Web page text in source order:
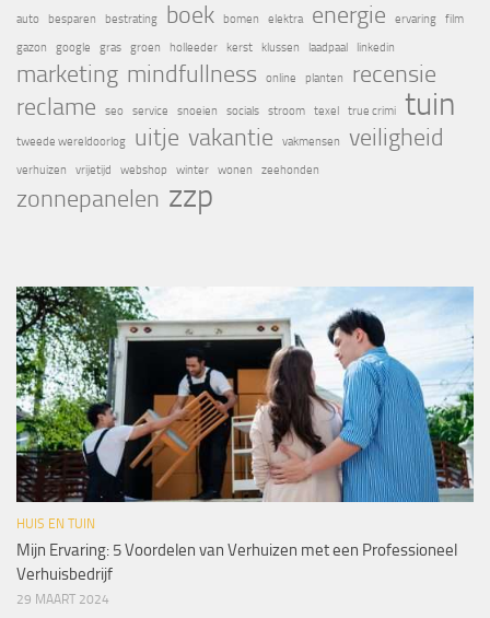
auto besparen bestrating boek bomen elektra energie ervaring
film
gazon
google gras groen holleeder kerst klussen laadpaal linkedin
marketing mindfullness online planten
recensie
reclame
seo service snoeien socials stroom texel true crimi tuin
tweede wereldoorlog uitje vakantie vakmensen veiligheid
verhuizen vrijetijd webshop winter wonen zeehonden
zonnepanelen zzp
HUIS EN TUIN
Mijn Ervaring: 5 Voordelen van Verhuizen met een Professioneel
Verhuisbedrijf
29 MAART 2024